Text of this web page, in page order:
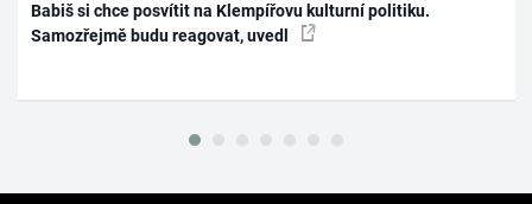
Babiš si chce posvítit na Klempířovu kulturní politiku.
Samozřejmě budu reagovat, uvedl